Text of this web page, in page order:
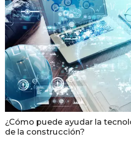
¿Cómo puede ayudar la
de la construcción?